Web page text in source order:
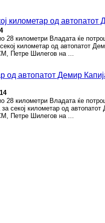
километар од автопатот
28 километри Владата ќе
километар од автопатот
Петре Шилегов на ...
автопатот Демир
28 километри Владата ќе
секој километар од
Петре Шилегов на ...